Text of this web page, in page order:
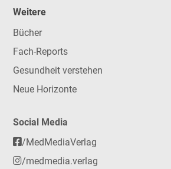
Weitere
Bücher
Fach-Reports
Gesundheit verstehen
Neue Horizonte
Social Media
/MedMediaVerlag
/medmedia.verlag